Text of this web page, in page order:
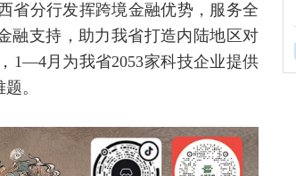
省分行发挥跨境金融优势，服务全
融支持，助力我省打造内陆地区对
1—4月为我省2053家科技企业提供
。